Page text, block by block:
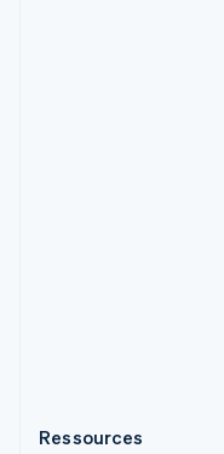
Ressources